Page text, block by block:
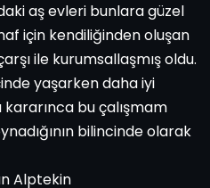
aş evleri bunlara güzel
için kendiliğinden oluşan
ile kurumsallaşmış oldu.
yaşarken daha iyi
bu çalışmam
bilincinde olarak
Alptekin